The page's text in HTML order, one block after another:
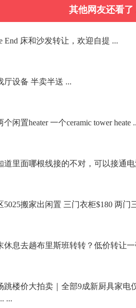
其他网友还看了
End 床和沙发转让，欢迎自提 ...
厅设备 半卖半送 ...
个闲置heater 一个ceramic tower heate
道里面哪根线接的不对，可以接通电
5025搬家出闲置 三门衣柜$180 两门
休息去趟布里斯班转转？低价转让一
跳楼价大拍卖｜全部9成新厨具家电
...